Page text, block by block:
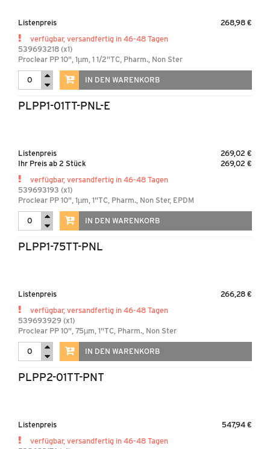
Listenpreis
268,98 €
verfügbar, versandfertig in 46-48 Tagen
539693218 (x1)
Proclear PP 10", 1µm, 1 1/2"TC, Pharm., Non Ster
IN DEN WARENKORB
PLPP1-01TT-PNL-E
Listenpreis
269,02 €
Ihr Preis ab 2 Stück
269,02 €
verfügbar, versandfertig in 46-48 Tagen
539693193 (x1)
Proclear PP 10", 1µm, 1"TC, Pharm., Non Ster, EPDM
IN DEN WARENKORB
PLPP1-75TT-PNL
Listenpreis
266,28 €
verfügbar, versandfertig in 46-48 Tagen
539693929 (x1)
Proclear PP 10", 75µm, 1"TC, Pharm., Non Ster
IN DEN WARENKORB
PLPP2-01TT-PNT
Listenpreis
547,94 €
verfügbar, versandfertig in 46-48 Tagen